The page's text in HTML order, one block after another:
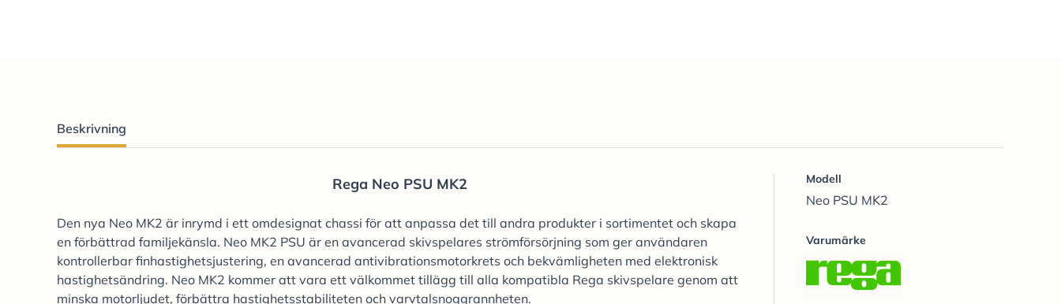
Beskrivning
Rega Neo PSU MK2
Den nya Neo MK2 är inrymd i ett omdesignat chassi för att anpassa det till andra produkter i sortimentet och skapa
en förbättrad familjekänsla. Neo MK2 PSU är en avancerad skivspelares strömförsörjning som ger användaren
kontrollerbar finhastighetsjustering, en avancerad antivibrationsmotorkrets och bekvämligheten med elektronisk
hastighetsändring. Neo MK2 kommer att vara ett välkommet tillägg till alla kompatibla Rega skivspelare genom att
minska motorljudet, förbättra hastighetsstabiliteten och varvtalsnoggrannheten.
Modell
Neo PSU MK2
Varumärke